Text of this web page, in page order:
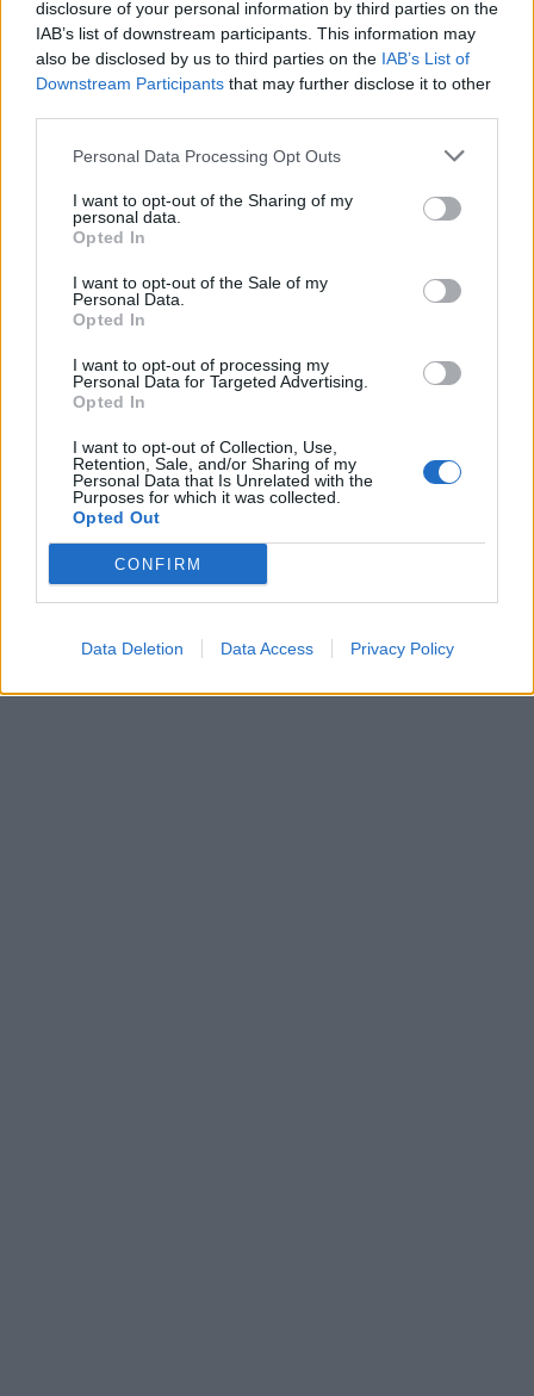
disclosure of your personal information by third parties on the
IAB’s list of downstream participants. This information may
also be disclosed by us to third parties on the IAB’s List of
Downstream Participants that may further disclose it to other
Personal Data Processing Opt Outs
I want to opt-out of the Sharing of my
personal data.
Opted In
I want to opt-out of the Sale of my
Personal Data.
Opted In
I want to opt-out of processing my
Personal Data for Targeted Advertising.
Opted In
I want to opt-out of Collection, Use,
Retention, Sale, and/or Sharing of my
Personal Data that Is Unrelated with the
Purposes for which it was collected.
Opted Out
CONFIRM
Data Deletion Data Access Privacy Policy